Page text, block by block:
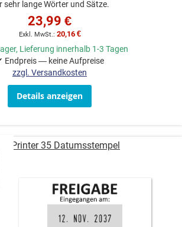
sehr lange Wörter und Sätze.
23,99 €
20,16 €
Lieferung innerhalb 1-3 Tagen
Endpreis — keine Aufpreise
zzgl. Versandkosten
Details anzeigen
Printer 35 Datumsstempel